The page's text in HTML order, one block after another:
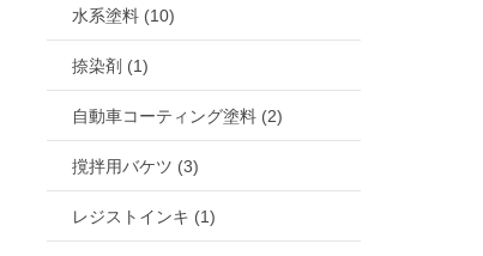
水系塗料 (10)
捺染剤 (1)
自動車コーティング塗料 (2)
撹拌用バケツ (3)
レジストインキ (1)